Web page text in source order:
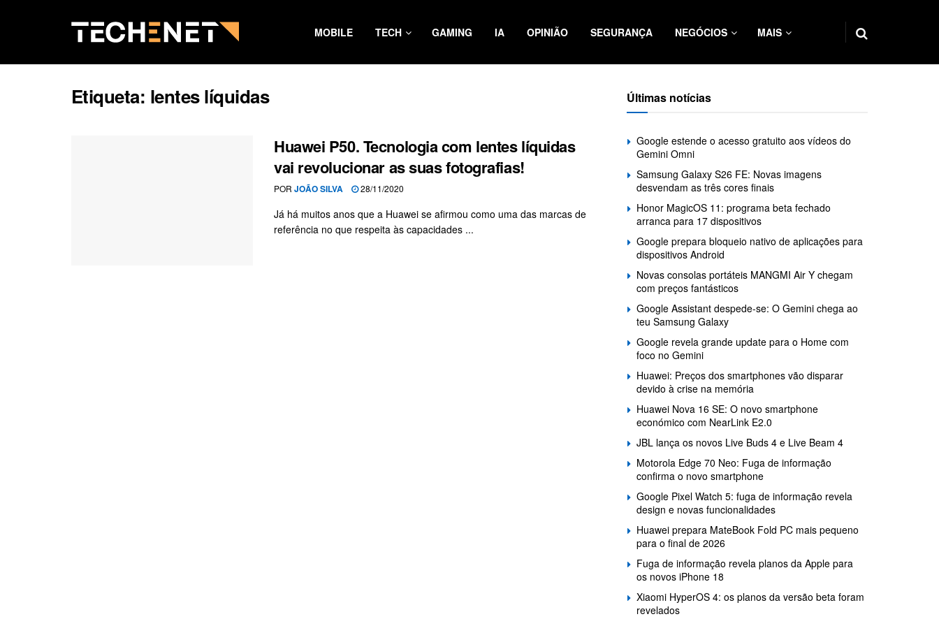
MOBILE TECH GAMING IA OPINIÃO SEGURANÇA NEGÓCIOS MAIS
Etiqueta: lentes líquidas
Huawei P50. Tecnologia com lentes líquidas
vai revolucionar as suas fotografias!
POR JOÃO SILVA 28/11/2020
Já há muitos anos que a Huawei se afirmou como uma das marcas de
referência no que respeita às capacidades ...
Últimas notícias
Google estende o acesso gratuito aos vídeos do
Gemini Omni
Samsung Galaxy S26 FE: Novas imagens
desvendam as três cores finais
Honor MagicOS 11: programa beta fechado
arranca para 17 dispositivos
Google prepara bloqueio nativo de aplicações para
dispositivos Android
Novas consolas portáteis MANGMI Air Y chegam
com preços fantásticos
Google Assistant despede-se: O Gemini chega ao
teu Samsung Galaxy
Google revela grande update para o Home com
foco no Gemini
Huawei: Preços dos smartphones vão disparar
devido à crise na memória
Huawei Nova 16 SE: O novo smartphone
económico com NearLink E2.0
JBL lança os novos Live Buds 4 e Live Beam 4
Motorola Edge 70 Neo: Fuga de informação
confirma o novo smartphone
Google Pixel Watch 5: fuga de informação revela
design e novas funcionalidades
Huawei prepara MateBook Fold PC mais pequeno
para o final de 2026
Fuga de informação revela planos da Apple para
os novos iPhone 18
Xiaomi HyperOS 4: os planos da versão beta foram
revelados